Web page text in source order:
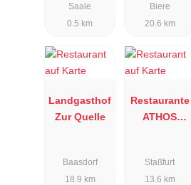
Saale
0.5 km
Biere
20.6 km
Landgasthof
Zur Quelle
Baasdorf
18.9 km
Restaurante
ATHOS
Staßfurt
13.6 km